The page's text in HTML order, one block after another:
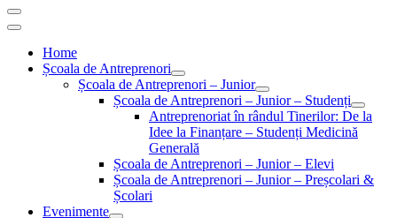
Home
Școala de Antreprenori
Școala de Antreprenori – Junior
Școala de Antreprenori – Junior – Studenți
Antreprenoriat în rândul Tinerilor: De la
Idee la Finanțare – Studenți Medicină
Generală
Școala de Antreprenori – Junior – Elevi
Școala de Antreprenori – Junior – Preșcolari &
Școlari
Evenimente